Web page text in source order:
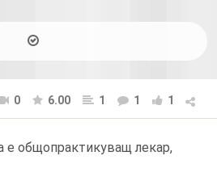
0 6.00 1 1 1
общопрактикуващ лекар,